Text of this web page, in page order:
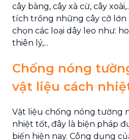
cây bàng, cây xà cừ, cây
tích trồng những cây cỡ lớn
chọn các loại dây leo như:
thiên lý,...
Chống nóng
vật liệu cách
Vật liệu chống nóng tường
nhiệt tốt, đây là biện pháp
biến hiện nay. Công dụng